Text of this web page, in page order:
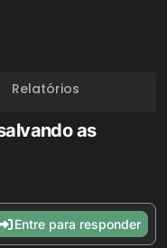
Relatórios
as
Entre para responder